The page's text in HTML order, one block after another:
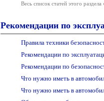
Весь список статей этого раздела
Рекомендации по
Правила техники
Рекомендации по
Рекомендации по
Что нужно иметь в
Что нужно иметь в